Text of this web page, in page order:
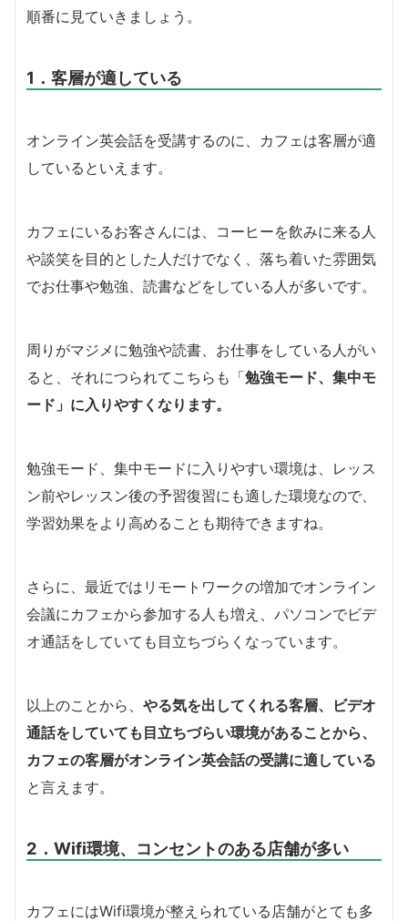
順番に見ていきましょう。
1．客層が適している
オンライン英会話を受講するのに、カフェは客層が適
しているといえます。
カフェにいるお客さんには、コーヒーを飲みに来る人
や談笑を目的とした人だけでなく、落ち着いた雰囲気
でお仕事や勉強、読書などをしている人が多いです。
周りがマジメに勉強や読書、お仕事をしている人がい
ると、それにつられてこちらも「勉強モード、集中モ
ード」に入りやすくなります。
勉強モード、集中モードに入りやすい環境は、レッス
ン前やレッスン後の予習復習にも適した環境なので、
学習効果をより高めることも期待できますね。
さらに、最近ではリモートワークの増加でオンライン
会議にカフェから参加する人も増え、パソコンでビデ
オ通話をしていても目立ちづらくなっています。
以上のことから、 やる気を出してくれる客層、ビデオ
通話をしていても目立ちづらい環境があることから、
カフェの客層がオンライン英会話の受講に適している
と言えます。
2．Wifi環境、コンセントのある店舗が多い
カフェにはWifi環境が整えられている店舗がとても多